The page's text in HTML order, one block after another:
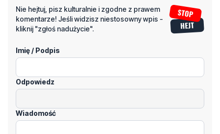
Imię / Podpis
Odpowiedz
Wiadomość